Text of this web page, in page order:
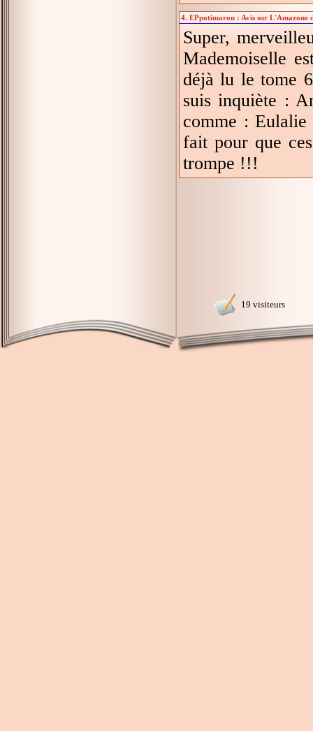
4. EPpotimaron : Avis sur L'Amazone
Super,
Mademoiselle
déjà lu le tome
suis inquiète :
comme : Eulalie
fait pour que
trompe !!!
19 visiteurs